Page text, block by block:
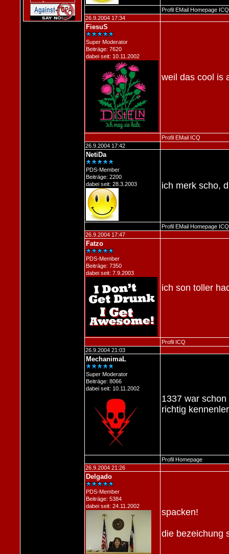
Profil EMail Homepage ICQ
26.9.2004 17:34
FiesuS
Super Moderator
Beiträge: 7620
dabei seit: 10.11.2002
weil das cool is
Profil EMail ICQ
26.9.2004 17:42
NetiDa
PDS-Member
Beiträge: 2200
dabei seit: 28.3.2003
ich merk scho,
Profil EMail Homepage ICQ
26.9.2004 17:47
Fatzo
PDS-Member
Beiträge: 7350
dabei seit: 7.9.2003
ich son toller
Profil ICQ
26.9.2004 21:03
MechanimaL
Super Moderator
Beiträge: 8066
dabei seit: 10.11.2002
1337 war
richtig
Profil Homepage
26.9.2004 21:26
Delgado
PDS-Member
Beiträge: 5384
dabei seit: 24.11.2002
spacken!
die bezeichung